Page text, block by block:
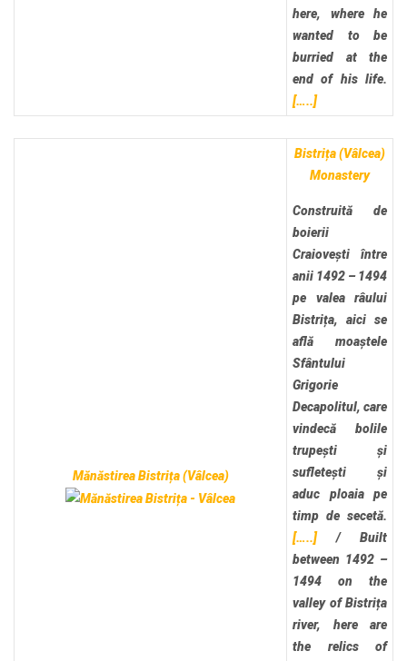
here, where he
wanted to be
burried at the
end of his life.
[…..]
Mănăstirea Bistrița (Vâlcea)
Bistrița (Vâlcea)
Monastery
Construită de
boierii
Craiovești între
anii 1492 – 1494
pe valea râului
Bistrița, aici se
află moaștele
Sfântului
Grigorie
Decapolitul, care
vindecă bolile
trupești și
sufletești și
aduc ploaia pe
timp de secetă.
[…..] / Built
between 1492 –
1494 on the
valley of Bistrița
river, here are
the relics of